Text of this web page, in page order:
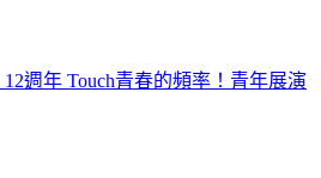
週年 Touch青春的頻率！青年展演